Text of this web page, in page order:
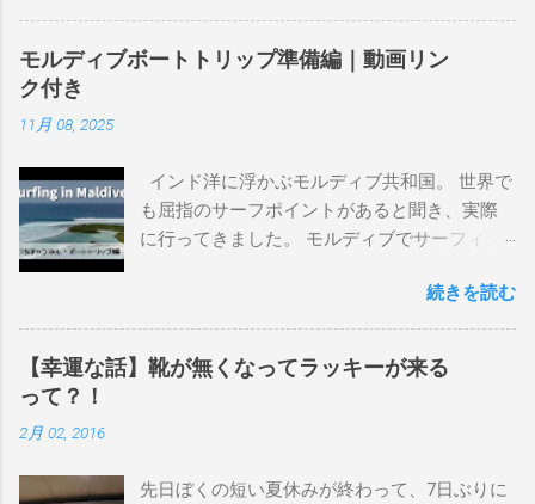
るので、過去のボードたちはもうすでに人に
譲って、手元に無いのがほとんどだけど。 色
んなサーフボードに乗って、サーフィンの世
ーメイドビーチ 最もロングライドしてきたポ
イント スナッパー、レインボーベイ、グリ
ーンマウント、クーリービーチ、キラ、レノ
狙っているポイント バーレー、キラ、レイ
ンボーベイ、クーリービーチ 絶対に入りたい
ポイント ベルズビーチ、グレートオーシャ
ナチュラル DHD DX-1
モルディブボートトリップ準備編｜動画リン
ク付き
11月 08, 2025
インド洋に浮かぶモルディブ共和国。 世界で
も屈指のサーフポイントがあると聞き、実際
に行ってきました。 モルディブでサーフィン
テルやリゾートに滞在して目の前のブレイク
を独占するスタイル。もうひとつが、複数の
ポイントを巡る「ボートトリップ」です。 今
回はそのボートトリップで、時間と空間の贅
系YouTubeチャンネル「よういちチャンネル
続きを読む
【幸運な話】靴が無くなってラッキーが来る
って？！
2月 02, 2016
先日ぼくの短い夏休みが終わって、7日ぶりに